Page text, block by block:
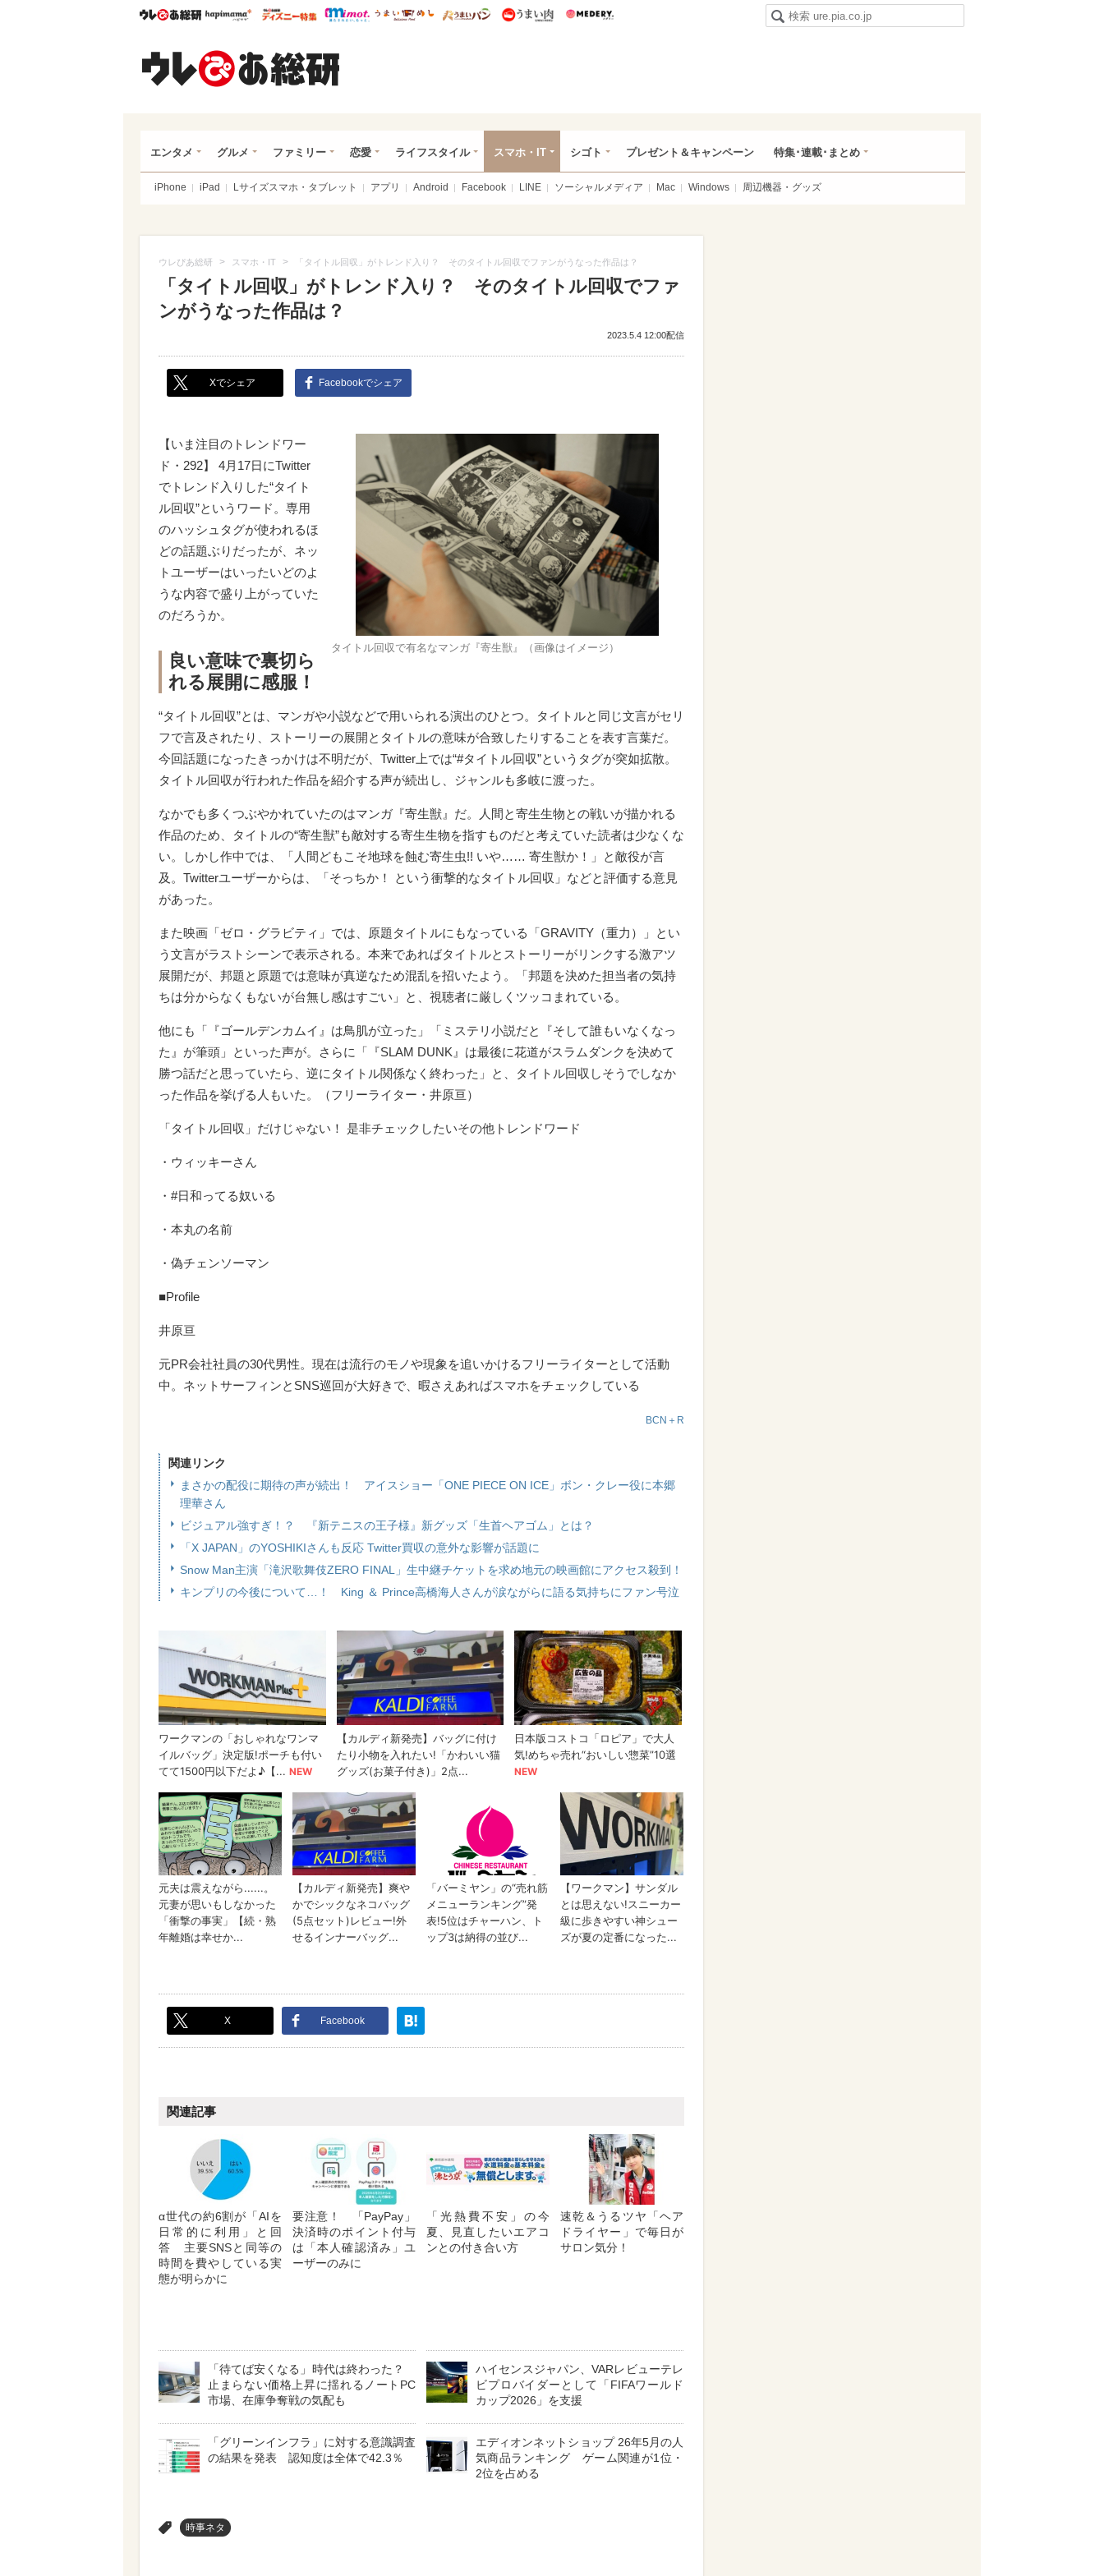
ウレぴあ総研ハピママ* ウレぴあ総研 ディズニー特集
mimot. うまいめし うまいパン うまい肉
エンタメ グルメ ファミリー 恋愛 ライフスタイル スマホ・IT シゴト プレゼント＆キャンペーン 特集･連載･まとめ
iPhone iPad Lサイズスマホ・タブレット アプリ Android Facebook LINE ソーシャルメディア Mac Windows 周辺機器・グッズ
ウレぴあ総研 > スマホ・IT > 「タイトル回収」がトレンド入り？ そのタイトル回収でファンがうなった作品は？
「タイトル回収」がトレンド入り？ そのタイトル回収でファ
ンがうなった作品は？
2023.5.4 12:00配信
Xでシェア Facebookでシェア
タイトル回収で有名なマンガ『寄生獣』（画像はイメージ）
【いま注目のトレンドワー
ド・292】 4月17日にTwitter
でトレンド入りした“タイト
ル回収”というワード。専用
のハッシュタグが使われるほ
どの話題ぶりだったが、ネッ
トユーザーはいったいどのよ
うな内容で盛り上がっていた
のだろうか。
良い意味で裏切ら
れる展開に感服！
“タイトル回収”とは、マンガや小説などで用いられる演出のひとつ。タイトルと同じ文言がセリ
フで言及されたり、ストーリーの展開とタイトルの意味が合致したりすることを表す言葉だ。
今回話題になったきっかけは不明だが、Twitter上では“#タイトル回収”というタグが突如拡散。
タイトル回収が行われた作品を紹介する声が続出し、ジャンルも多岐に渡った。
なかでも多くつぶやかれていたのはマンガ『寄生獣』だ。人間と寄生生物との戦いが描かれる
作品のため、タイトルの“寄生獣”も敵対する寄生生物を指すものだと考えていた読者は少なくな
い。しかし作中では、「人間どもこそ地球を蝕む寄生虫!! いや…… 寄生獣か！」と敵役が言
及。Twitterユーザーからは、「そっちか！ という衝撃的なタイトル回収」などと評価する意見
があった。
また映画「ゼロ・グラビティ」では、原題タイトルにもなっている「GRAVITY（重力）」とい
う文言がラストシーンで表示される。本来であればタイトルとストーリーがリンクする激アツ
展開だが、邦題と原題では意味が真逆なため混乱を招いたよう。「邦題を決めた担当者の気持
ちは分からなくもないが台無し感はすごい」と、視聴者に厳しくツッコまれている。
他にも「『ゴールデンカムイ』は鳥肌が立った」「ミステリ小説だと『そして誰もいなくなっ
た』が筆頭」といった声が。さらに「『SLAM DUNK』は最後に花道がスラムダンクを決めて
勝つ話だと思っていたら、逆にタイトル関係なく終わった」と、タイトル回収しそうでしなか
った作品を挙げる人もいた。（フリーライター・井原亘）
「タイトル回収」だけじゃない！ 是非チェックしたいその他トレンドワード
・ウィッキーさん
・#日和ってる奴いる
・本丸の名前
・偽チェンソーマン
■Profile
井原亘
元PR会社社員の30代男性。現在は流行のモノや現象を追いかけるフリーライターとして活動
中。ネットサーフィンとSNS巡回が大好きで、暇さえあればスマホをチェックしている
BCN＋R
関連リンク
まさかの配役に期待の声が続出！ アイスショー「ONE PIECE ON ICE」ボン・クレー役に本郷
理華さん
ビジュアル強すぎ！？ 『新テニスの王子様』新グッズ「生首ヘアゴム」とは？
「X JAPAN」のYOSHIKIさんも反応 Twitter買収の意外な影響が話題に
Snow Man主演「滝沢歌舞伎ZERO FINAL」生中継チケットを求め地元の映画館にアクセス殺到！
キンプリの今後について…！ King ＆ Prince高橋海人さんが涙ながらに語る気持ちにファン号泣
X Facebook
関連記事
α世代の約6割が「AIを
日常的に利用」と回
答 主要SNSと同等の
時間を費やしている実
態が明らかに
要注意！ 「PayPay」
決済時のポイント付与
は「本人確認済み」ユ
ーザーのみに
「光熱費不安」の今
夏、見直したいエアコ
ンとの付き合い方
速乾＆うるツヤ「ヘア
ドライヤー」で毎日が
サロン気分！
「待てば安くなる」時代は終わった？
止まらない価格上昇に揺れるノートPC
市場、在庫争奪戦の気配も
ハイセンスジャパン、VARレビューテレ
ビプロバイダーとして「FIFAワールド
カップ2026」を支援
「グリーンインフラ」に対する意識調査
の結果を発表 認知度は全体で42.3％
エディオンネットショップ 26年5月の人
気商品ランキング ゲーム関連が1位・
2位を占める
時事ネタ